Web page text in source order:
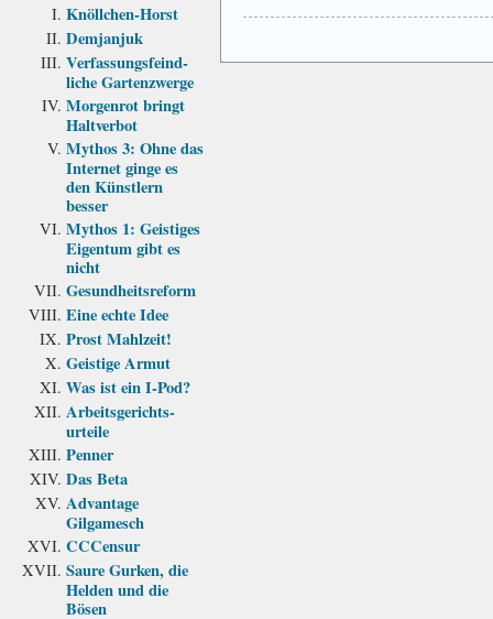
Knöllchen-Horst
Demjanjuk
Verfassungs­feind­
liche Garten­zwerge
Morgenrot bringt
Haltverbot
Mythos 3: Ohne das
Internet ginge es
den Künstlern
besser
Mythos 1: Geistiges
Eigentum gibt es
nicht
Gesundheits­reform
Eine echte Idee
Prost Mahlzeit!
Geistige Armut
Was ist ein I-Pod?
Arbeits­gerichts­
urteile
Penner
Das Beta
Advantage
Gilgamesch
CCCensur
Saure Gurken, die
Helden und die
Bösen